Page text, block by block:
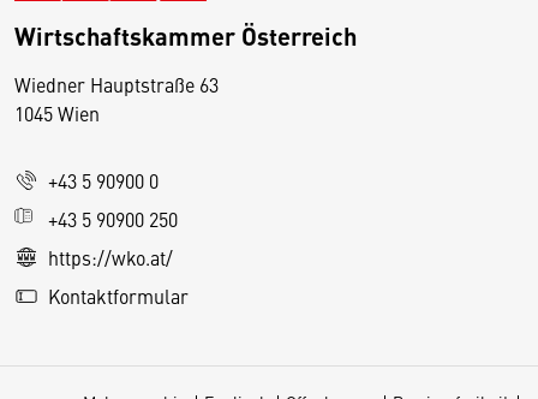
Wirtschaftskammer Österreich
Wiedner Hauptstraße 63
1045 Wien
+43 5 90900 0
+43 5 90900 250
https://wko.at/
Kontaktformular
D
s
e
S
e